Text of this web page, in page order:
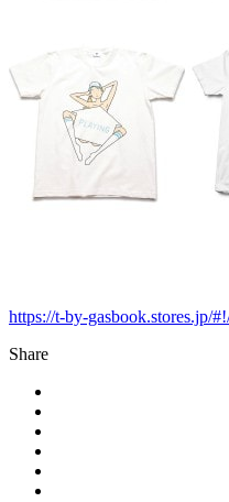
https://t-by-gasbook.stores.jp/
Share